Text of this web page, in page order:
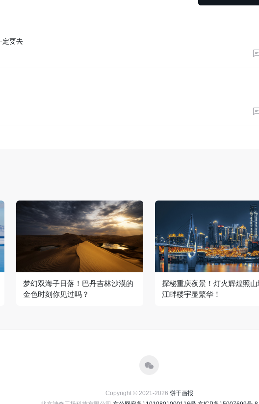
定要去
梦幻双海子日落！巴丹吉林沙漠的
金色时刻你见过吗？
探秘重庆夜景！灯火辉煌照
江畔楼宇显繁华！
Copyright © 2021-2026 饼干画报